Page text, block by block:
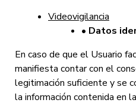
Videovigilancia
• Datos
En caso de que el Usuario
manifiesta contar con el
legitimación suficiente y se
la información contenida en